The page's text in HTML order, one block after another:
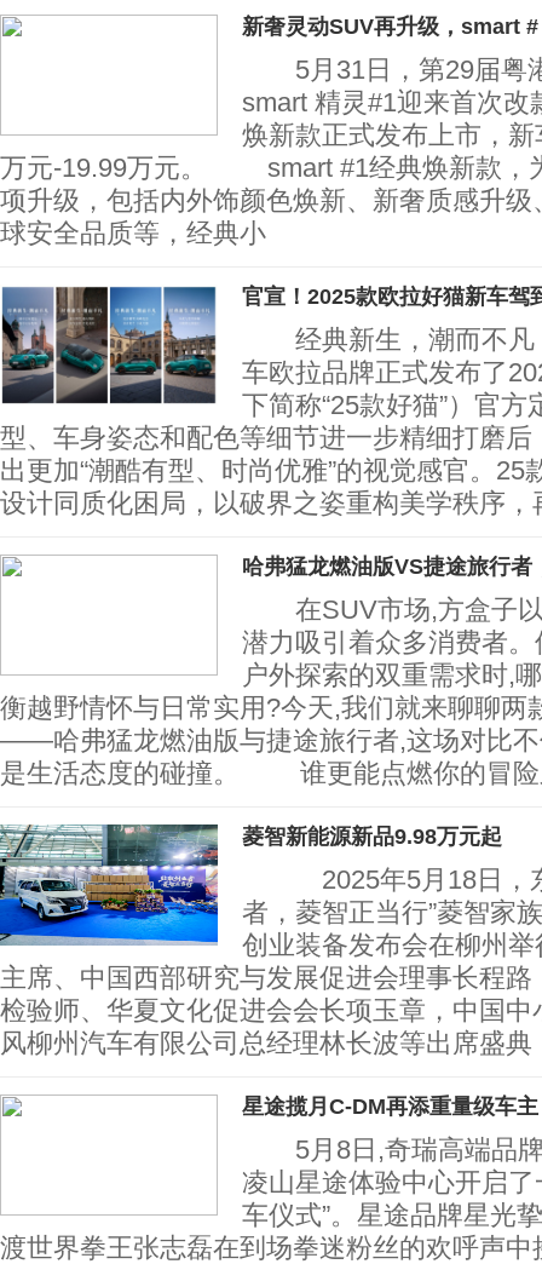
新奢灵动SUV再升级，smart #
5月31日，第29届粤
smart 精灵#1迎来首次
焕新款正式发布上市，
万元-19.99万元。 smart #1经典焕新款，
项升级，包括内外饰颜色焕新、新奢质感升
球安全品质等，经典小
官宣！2025款欧拉好猫新车驾
经典新生，潮而不凡
车欧拉品牌正式发布了
下简称“25款好猫”）官
型、车身姿态和配色等细节进一步精细打磨
出更加“潮酷有型、时尚优雅”的视觉感官。25
设计同质化困局，以破界之姿重构美学秩序，
哈弗猛龙燃油版VS捷途旅行者
在SUV市场,方盒子以
潜力吸引着众多消费者
户外探索的双重需求时,
衡越野情怀与日常实用?今天,我们就来聊聊两
——哈弗猛龙燃油版与捷途旅行者,这场对比
是生活态度的碰撞。 谁更能点燃你的
菱智新能源新品9.98万元起
2025年5月18日，东
者，菱智正当行”菱智家
创业装备发布会在柳州
主席、中国西部研究与发展促进会理事长程
检验师、华夏文化促进会会长项玉章，中国
风柳州汽车有限公司总经理林长波等出席盛
星途揽月C-DM再添重量级车
5月8日,奇瑞高端品牌
凌山星途体验中心开启
车仪式”。星途品牌星光
渡世界拳王张志磊在到场拳迷粉丝的欢呼声